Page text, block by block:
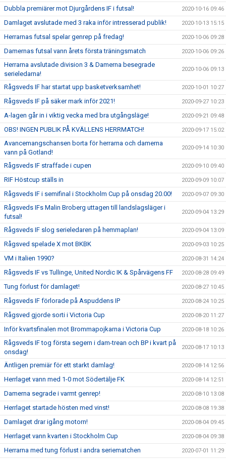
Dubbla premiärer mot Djurgårdens IF i futsal! 2020-10-16 09:46
Damlaget avslutade med 3 raka inför intresserad publik! 2020-10-13 15:15
Herrarnas futsal spelar genrep på fredag! 2020-10-06 09:28
Damernas futsal vann årets första träningsmatch 2020-10-06 09:26
Herrarna avslutade division 3 & Damerna besegrade
serieledarna!
2020-10-06 09:13
Rågsveds IF har startat upp basketverksamhet! 2020-10-01 10:27
Rågsveds IF på säker mark inför 2021! 2020-09-27 10:23
A-lagen går in i viktig vecka med bra utgångsläge! 2020-09-21 09:48
OBS! INGEN PUBLIK PÅ KVÄLLENS HERRMATCH! 2020-09-17 15:02
Avancemangschansen borta för herrarna och damerna
vann på Gotland!
2020-09-14 10:30
Rågsveds IF straffade i cupen 2020-09-10 09:40
RIF Höstcup ställs in 2020-09-09 10:07
Rågsveds IF i semifinal i Stockholm Cup på onsdag 20.00! 2020-09-07 09:30
Rågsveds IFs Malin Broberg uttagen till landslagsläger i
futsal!
2020-09-04 13:29
Rågsveds IF slog serieledaren på hemmaplan! 2020-09-04 13:09
Rågsved spelade X mot BKBK 2020-09-03 10:25
VM i Italien 1990? 2020-08-31 14:24
Rågsveds IF vs Tullinge, United Nordic IK & Spårvägens FF 2020-08-28 09:49
Tung förlust för damlaget! 2020-08-27 10:45
Rågsveds IF förlorade på Aspuddens IP 2020-08-24 10:25
Rågsved gjorde sorti i Victoria Cup 2020-08-20 11:27
Inför kvartsfinalen mot Brommapojkarna i Victoria Cup 2020-08-18 10:26
Rågsveds IF tog första segern i dam-trean och BP i kvart på
onsdag!
2020-08-17 10:13
Äntligen premiär för ett starkt damlag! 2020-08-14 12:56
Herrlaget vann med 1-0 mot Södertälje FK 2020-08-14 12:51
Damerna segrade i varmt genrep! 2020-08-10 13:08
Herrlaget startade hösten med vinst! 2020-08-08 19:38
Damlaget drar igång motorn! 2020-08-04 09:45
Herrlaget vann kvarten i Stockholm Cup 2020-08-04 09:38
Herrarna med tung förlust i andra seriematchen 2020-07-01 11:29